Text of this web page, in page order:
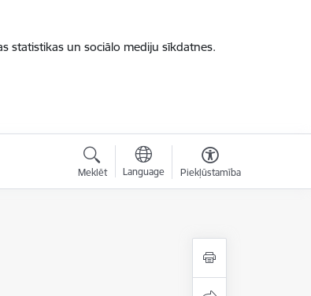
statistikas un sociālo mediju sīkdatnes.
Meklēt Language Piekļūstamība